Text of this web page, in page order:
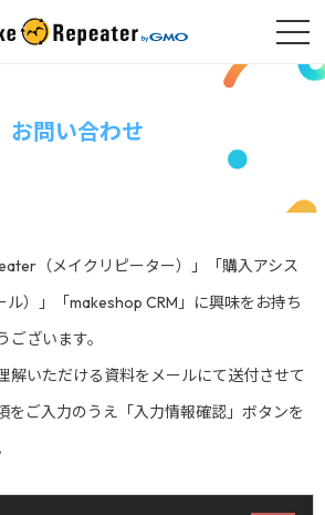
お問い合わせ
（メイクリピーター）」「購入アシス
ル）」「makeshop CRM」に興味をお持ち
ざいます。
解いただける資料をメールにて送付させて
をご入力のうえ「入力情報確認」ボタンを